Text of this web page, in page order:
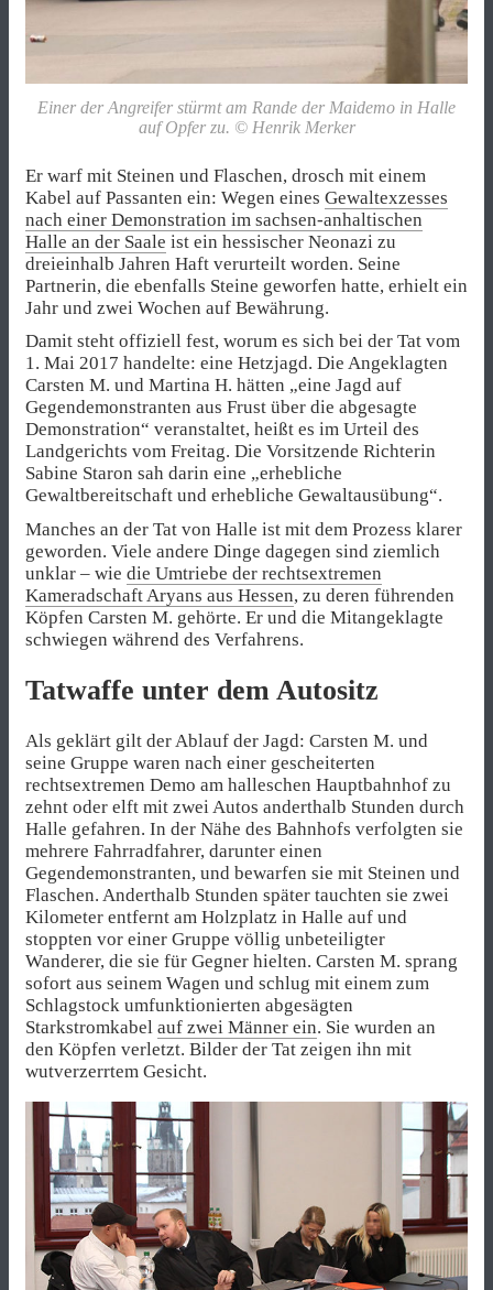
Einer der Angreifer stürmt am Rande der Maidemo in Halle
auf Opfer zu. © Henrik Merker
Er warf mit Steinen und Flaschen, drosch mit einem
Kabel auf Passanten ein: Wegen eines Gewaltexzesses
nach einer Demonstration im sachsen-anhaltischen
Halle an der Saale ist ein hessischer Neonazi zu
dreieinhalb Jahren Haft verurteilt worden. Seine
Partnerin, die ebenfalls Steine geworfen hatte, erhielt ein
Jahr und zwei Wochen auf Bewährung.
Damit steht offiziell fest, worum es sich bei der Tat vom
1. Mai 2017 handelte: eine Hetzjagd. Die Angeklagten
Carsten M. und Martina H. hätten „eine Jagd auf
Gegendemonstranten aus Frust über die abgesagte
Demonstration“ veranstaltet, heißt es im Urteil des
Landgerichts vom Freitag. Die Vorsitzende Richterin
Sabine Staron sah darin eine „erhebliche
Gewaltbereitschaft und erhebliche Gewaltausübung“.
Manches an der Tat von Halle ist mit dem Prozess klarer
geworden. Viele andere Dinge dagegen sind ziemlich
unklar – wie die Umtriebe der rechtsextremen
Kameradschaft Aryans aus Hessen, zu deren führenden
Köpfen Carsten M. gehörte. Er und die Mitangeklagte
schwiegen während des Verfahrens.
Tatwaffe unter dem Autositz
Als geklärt gilt der Ablauf der Jagd: Carsten M. und
seine Gruppe waren nach einer gescheiterten
rechtsextremen Demo am halleschen Hauptbahnhof zu
zehnt oder elft mit zwei Autos anderthalb Stunden durch
Halle gefahren. In der Nähe des Bahnhofs verfolgten sie
mehrere Fahrradfahrer, darunter einen
Gegendemonstranten, und bewarfen sie mit Steinen und
Flaschen. Anderthalb Stunden später tauchten sie zwei
Kilometer entfernt am Holzplatz in Halle auf und
stoppten vor einer Gruppe völlig unbeteiligter
Wanderer, die sie für Gegner hielten. Carsten M. sprang
sofort aus seinem Wagen und schlug mit einem zum
Schlagstock umfunktionierten abgesägten
Starkstromkabel auf zwei Männer ein. Sie wurden an
den Köpfen verletzt. Bilder der Tat zeigen ihn mit
wutverzerrtem Gesicht.